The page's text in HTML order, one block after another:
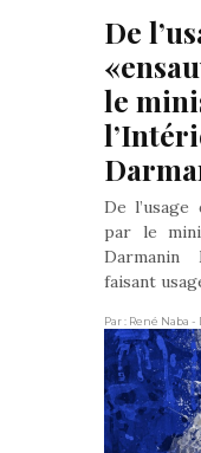
De
le
De l’usage
par le
Darmanin
faisant
Par : René Naba -
Société- Le 1